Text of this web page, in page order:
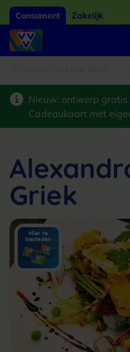
Consument Zakelijk
Nieuw: ontwerp gratis
Cadeaukaart met
Griek